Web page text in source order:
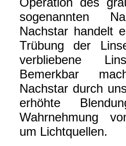
sogenannten
Nachstar handelt
Trübung der
verbliebene
Bemerkbar
Nachstar durch
erhöhte
Wahrnehmung
um Lichtquellen.